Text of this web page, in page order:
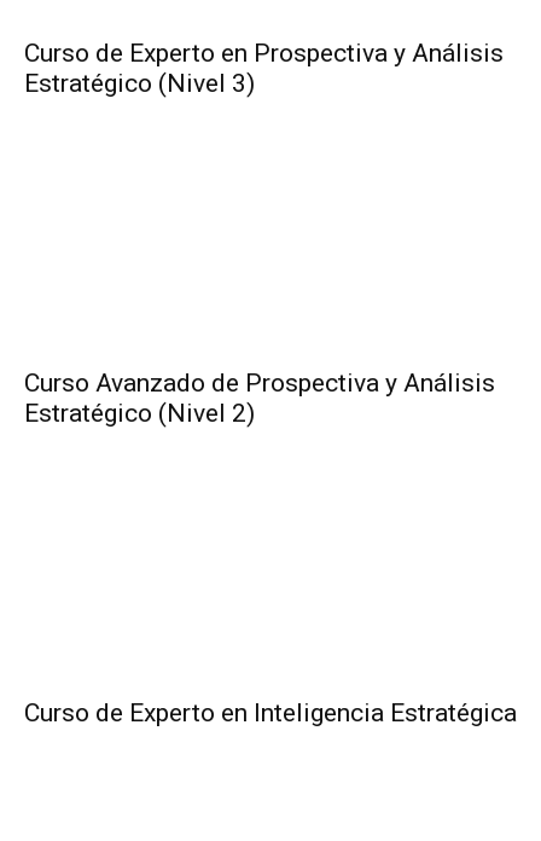
Curso de Experto en Prospectiva y Análisis
Estratégico (Nivel 3)
Curso Avanzado de Prospectiva y Análisis
Estratégico (Nivel 2)
Curso de Experto en Inteligencia Estratégica